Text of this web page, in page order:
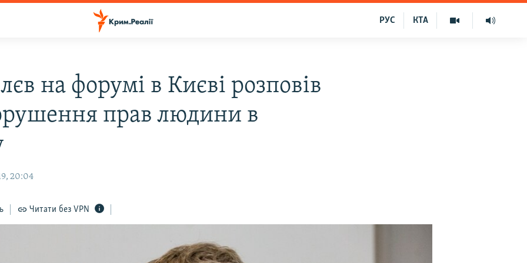
КТА
РУС
на форумі в Києві розповів
прав людини в
20:04
Читати без VPN